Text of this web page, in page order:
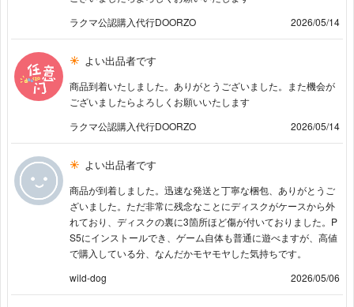
ラクマ公認購入代行DOORZO
2026/05/14
よい出品者です
商品到着いたしました。ありがとうございました。また機会が
ございましたらよろしくお願いいたします
ラクマ公認購入代行DOORZO
2026/05/14
よい出品者です
商品が到着しました。迅速な発送と丁寧な梱包、ありがとうご
ざいました。ただ非常に残念なことにディスクがケースから外
れており、ディスクの裏に3箇所ほど傷が付いておりました。P
S5にインストールでき、ゲーム自体も普通に遊べますが、高値
で購入している分、なんだかモヤモヤした気持ちです。
wild-dog
2026/05/06